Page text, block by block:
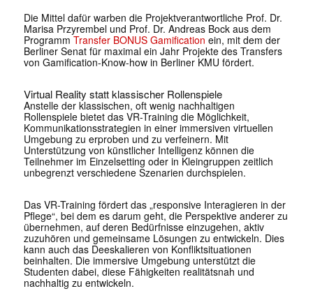
Die Mittel dafür warben die Projektverantwortliche Prof. Dr.
Marisa Przyrembel und Prof. Dr. Andreas Bock aus dem
Programm Transfer BONUS Gamification ein, mit dem der
Berliner Senat für maximal ein Jahr Projekte des Transfers
von Gamification-Know-how in Berliner KMU fördert.
Virtual Reality statt klassischer Rollenspiele
Anstelle der klassischen, oft wenig nachhaltigen
Rollenspiele bietet das VR-Training die Möglichkeit,
Kommunikationsstrategien in einer immersiven virtuellen
Umgebung zu erproben und zu verfeinern. Mit
Unterstützung von künstlicher Intelligenz können die
Teilnehmer im Einzelsetting oder in Kleingruppen zeitlich
unbegrenzt verschiedene Szenarien durchspielen.
Das VR-Training fördert das „responsive Interagieren in der
Pflege“, bei dem es darum geht, die Perspektive anderer zu
übernehmen, auf deren Bedürfnisse einzugehen, aktiv
zuzuhören und gemeinsame Lösungen zu entwickeln. Dies
kann auch das Deeskalieren von Konfliktsituationen
beinhalten. Die immersive Umgebung unterstützt die
Studenten dabei, diese Fähigkeiten realitätsnah und
nachhaltig zu entwickeln.